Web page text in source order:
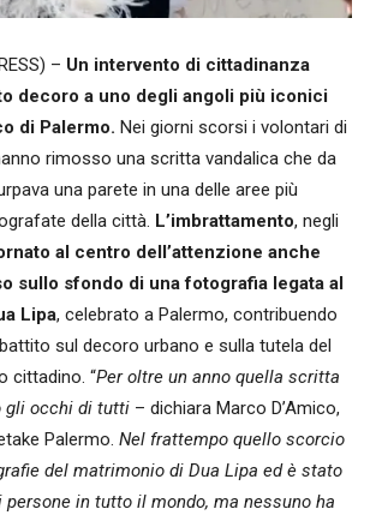
– Un intervento di cittadinanza
decoro a uno degli angoli più iconici
di Palermo. Nei giorni scorsi i volontari di
rimosso una scritta vandalica che da
una parete in una delle aree più
della città. L’imbrattamento, negli
al centro dell’attenzione anche
sullo sfondo di una fotografia legata al
Lipa, celebrato a Palermo, contribuendo
sul decoro urbano e sulla tutela del
cittadino. “Per oltre un anno quella scritta
gli occhi di tutti – dichiara Marco D’Amico,
Palermo. Nel frattempo quello scorcio
del matrimonio di Dua Lipa ed è stato
in tutto il mondo, ma nessuno ha